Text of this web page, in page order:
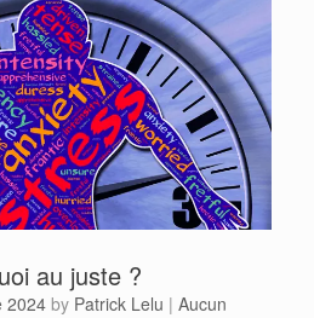
au juste ?
2024 by Patrick Lelu | Aucun